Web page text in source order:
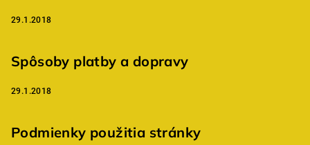
29.1.2018
Spôsoby platby a dopravy
29.1.2018
Podmienky použitia stránky